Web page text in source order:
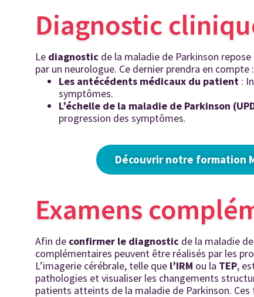
Diagnostic
Le diagnostic de la maladie de Parkinson
par un neurologue. Ce dernier prendra en compte :
Les antécédents médicaux du patient :
symptômes.
L’échelle de la maladie de Parkinson
progression des symptômes.
Découvrir notre formation
Examens
Afin de confirmer le diagnostic de la maladie
complémentaires peuvent être réalisés par les
L’imagerie cérébrale, telle que l’IRM ou la TEP,
pathologies et visualiser les changements
patients atteints de la maladie de Parkinson. Ces